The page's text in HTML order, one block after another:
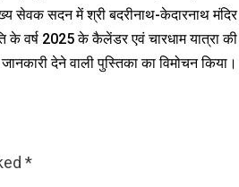
सेवक सदन में श्री बदरीनाथ-केदारनाथ मंदिर
के वर्ष 2025 के कैलेंडर एवं चारधाम यात्रा की
जानकारी देने वाली पुस्तिका का विमोचन किया।
*